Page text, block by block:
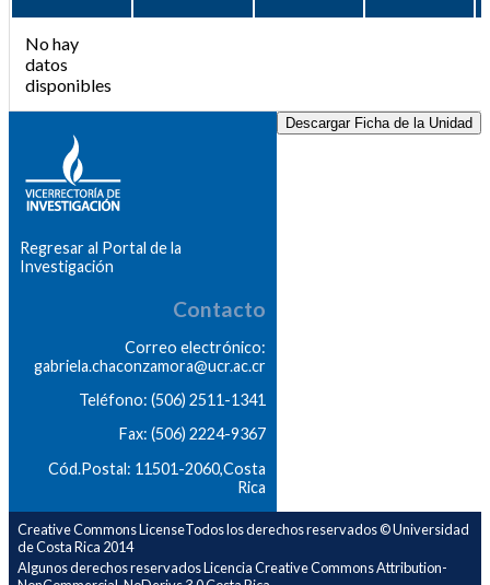
No hay
datos
disponibles
Descargar Ficha de la Unidad
Regresar al Portal de la
Investigación
Contacto
Correo electrónico:
gabriela.chaconzamora@ucr.ac.cr
Teléfono: (506) 2511-1341
Fax: (506) 2224-9367
Cód.Postal: 11501-2060,Costa
Rica
Creative Commons LicenseTodos los derechos reservados © Universidad
de Costa Rica 2014
Algunos derechos reservados Licencia Creative Commons Attribution-